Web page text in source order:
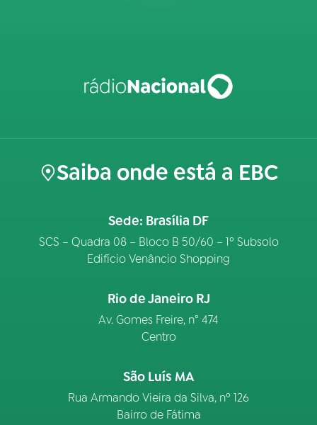
Saiba onde está a EBC
Sede: Brasília DF
SCS – Quadra 08 – Bloco B 50/60 – 1º Subsolo
Edifício Venâncio Shopping
Rio de Janeiro RJ
Av. Gomes Freire, n° 474
Centro
São Luís MA
Rua Armando Vieira da Silva, nº 126
Bairro de Fátima